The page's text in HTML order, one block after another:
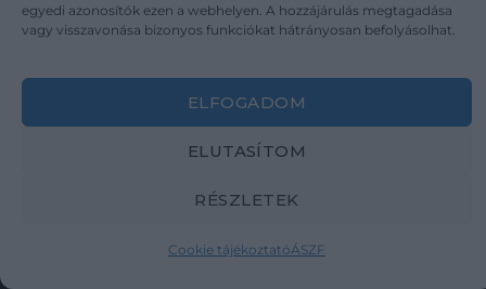
egyedi azonosítók ezen a webhelyen. A hozzájárulás megtagadása
vagy visszavonása bizonyos funkciókat hátrányosan befolyásolhat.
ELFOGADOM
ELUTASÍTOM
RÉSZLETEK
Cookie tájékoztatóÁSZF
Copyright 2026 ©Mutargy.com